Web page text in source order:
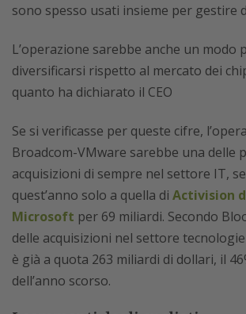
sono spesso usati insieme per gestire
L’operazione sarebbe anche un modo
diversificarsi rispetto al mercato dei
quanto ha dichiarato il CEO
Se si verificasse per queste cifre,
Broadcom-VMware sarebbe una delle
acquisizioni di sempre nel settore IT,
quest’anno solo a quella di Activision
Microsoft per 69 miliardi. Secondo
delle acquisizioni nel settore
è già a quota 263 miliardi di dollari, il
dell’anno scorso.